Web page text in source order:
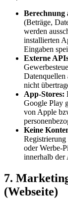
Berechnung
(Beträge,
werden
installierten
Eingaben
Externe
Datenquellen
nicht
App-Stores:
Google Play
von Apple
Keine
oder Werbe-
innerhalb der
7.
(Webseite)